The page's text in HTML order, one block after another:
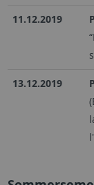
11.12.2019
13.12.2019